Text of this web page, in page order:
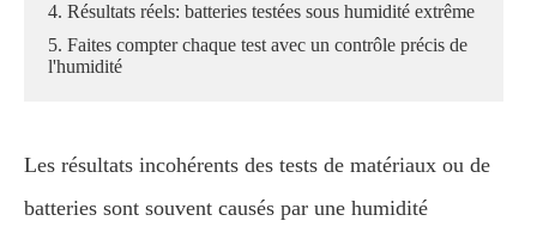
4. Résultats réels: batteries testées sous humidité extrême
5. Faites compter chaque test avec un contrôle précis de
l'humidité
Les résultats incohérents des tests de matériaux ou de
batteries sont souvent causés par une humidité